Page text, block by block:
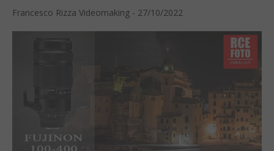
Francesco Rizza Videomaking - 27/10/2022